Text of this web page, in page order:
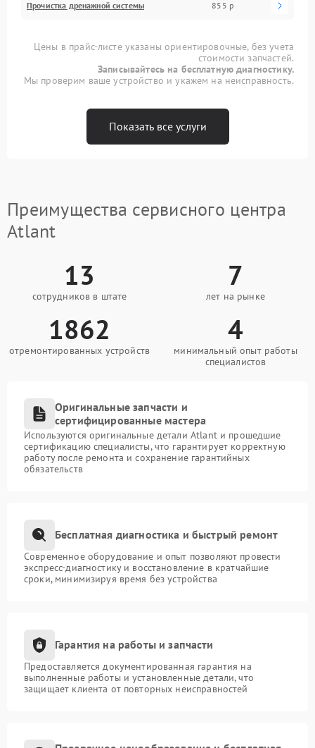
Прочистка дренажной системы 855 р
Цены в прайс-листе указаны ориентировочные, без учета
стоимости запчастей.
Записывайтесь на бесплатную диагностику.
Мы проверим ваше устройство и укажем на неисправность.
Показать все услуги
Преимущества сервисного центра
Atlant
13
сотрудников в штате
7
лет на рынке
1862
отремонтированных устройств
4
минимальный опыт работы
специалистов
Оригинальные запчасти и
сертифицированные мастера
Используются оригинальные детали Atlant и прошедшие
сертификацию специалисты, что гарантирует корректную
работу после ремонта и сохранение гарантийных
обязательств
Бесплатная диагностика и быстрый ремонт
Современное оборудование и опыт позволяют провести
экспресс-диагностику и восстановление в кратчайшие
сроки, минимизируя время без устройства
Гарантия на работы и запчасти
Предоставляется документированная гарантия на
выполненные работы и установленные детали, что
защищает клиента от повторных неисправностей